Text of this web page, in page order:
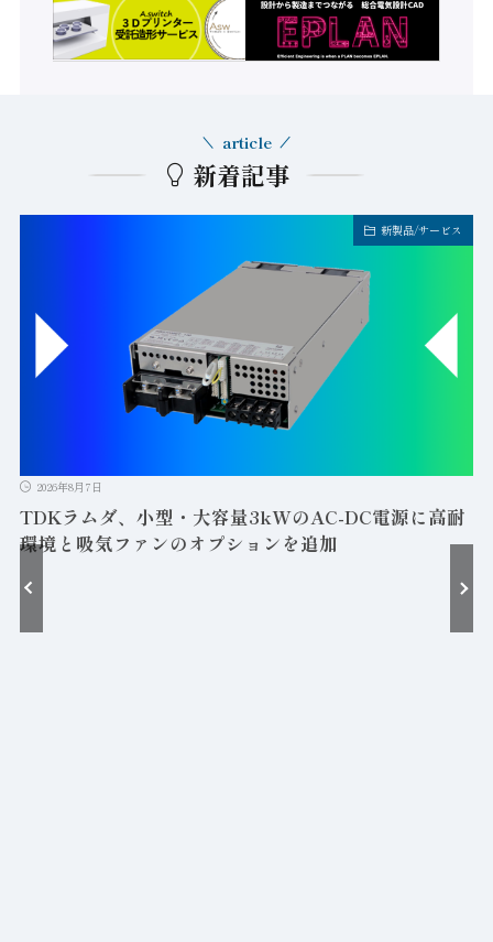
新着記事
article
新製品/サービス
2026年8月7日
TDKラムダ、小型・大容量3kWのAC-DC電源に高耐
環境と吸気ファンのオプションを追加